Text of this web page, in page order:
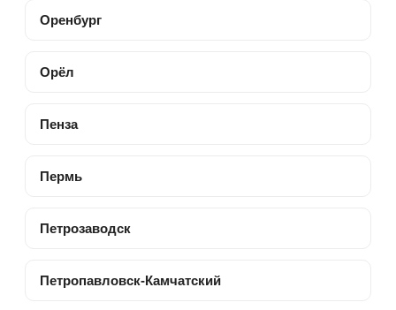
Оренбург
Орёл
Пенза
Пермь
Петрозаводск
Петропавловск-Камчатский